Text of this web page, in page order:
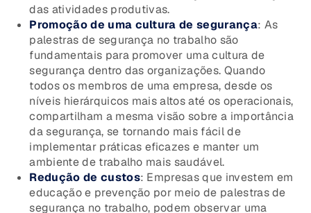
das atividades produtivas.
Promoção de uma cultura de segurança: As
palestras de segurança no trabalho são
fundamentais para promover uma cultura de
segurança dentro das organizações. Quando
todos os membros de uma empresa, desde os
níveis hierárquicos mais altos até os operacionais,
compartilham a mesma visão sobre a importância
da segurança, se tornando mais fácil de
implementar práticas eficazes e manter um
ambiente de trabalho mais saudável.
Redução de custos: Empresas que investem em
educação e prevenção por meio de palestras de
segurança no trabalho, podem observar uma